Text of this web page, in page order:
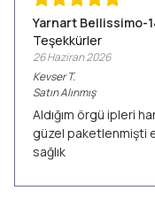
Yarnart Bellissimo-
Teşekkürler
26 Haziran 2026
Kevser T.
Satın Alınmış
Aldığım örgü ipleri
güzel paketlenmişti
sağlık